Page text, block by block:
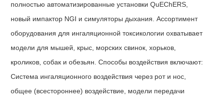
полностью автоматизированные установки QuEChERS,
новый импактор NGI и симуляторы дыхания. Ассортимент
оборудования для ингаляционной токсикологии охватывает
модели для мышей, крыс, морских свинок, хорьков,
кроликов, собак и обезьян. Способы воздействия включают:
Система ингаляционного воздействия через рот и нос,
общее (всестороннее) воздействие, модели передачи